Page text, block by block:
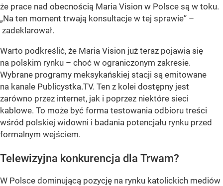
że prace nad obecnością Maria Vision w Polsce są w toku.
„Na ten moment trwają konsultacje w tej sprawie” –
zadeklarował.
Warto podkreślić, że Maria Vision już teraz pojawia się
na polskim rynku – choć w ograniczonym zakresie.
Wybrane programy meksykańskiej stacji są emitowane
na kanale Publicystka.TV. Ten z kolei dostępny jest
zarówno przez internet, jak i poprzez niektóre sieci
kablowe. To może być forma testowania odbioru treści
wśród polskiej widowni i badania potencjału rynku przed
formalnym wejściem.
Telewizyjna konkurencja dla Trwam?
W Polsce dominującą pozycję na rynku katolickich mediów